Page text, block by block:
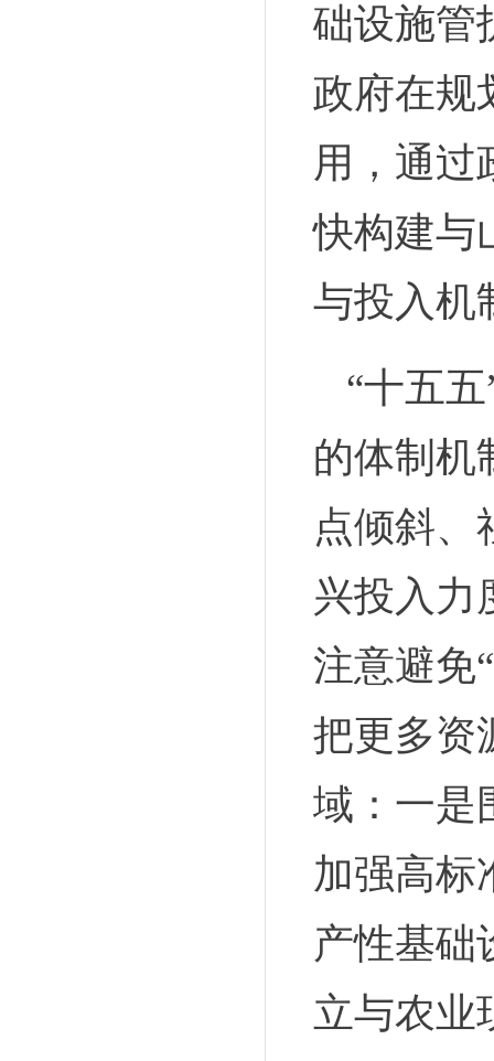
础设施管
政府在规
用，通过
快构建与
与投入机
“十五
的体制机
点倾斜、
兴投入力
注意避免
把更多资
域：一是
加强高标
产性基础
立与农业